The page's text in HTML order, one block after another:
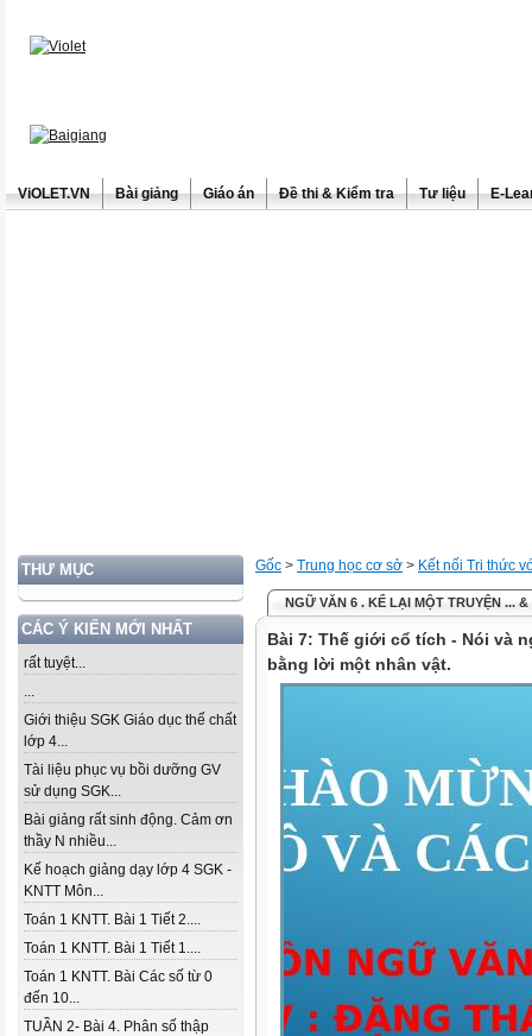
ViOLET.VN Bài giảng Giáo án Đề thi & Kiểm tra Tư liệu E-
THƯ MỤC
CÁC Ý KIẾN MỚI NHẤT
rất tuyệt...
...
Giới thiệu SGK Giáo dục thể chất
lớp 4...
Tài liệu phục vụ bồi dưỡng GV
sử dụng SGK...
Bài giảng rất sinh động. Cảm ơn
thầy N nhiều...
Kế hoạch giảng dạy lớp 4 SGK -
KNTT Môn...
Toán 1 KNTT. Bài 1 Tiết 2....
Toán 1 KNTT. Bài 1 Tiết 1....
Toán 1 KNTT. Bài Các số từ 0
đến 10...
TUẦN 2- Bài 4. Phân số thập
Gốc > Trung học cơ sở > Kết nối Tri thức
NGỮ VĂN 6 . KỂ LẠI MỘT TRUYỆN ... &
Bài 7: Thế giới cổ tích - Nói và
bằng lời một nhân vật.